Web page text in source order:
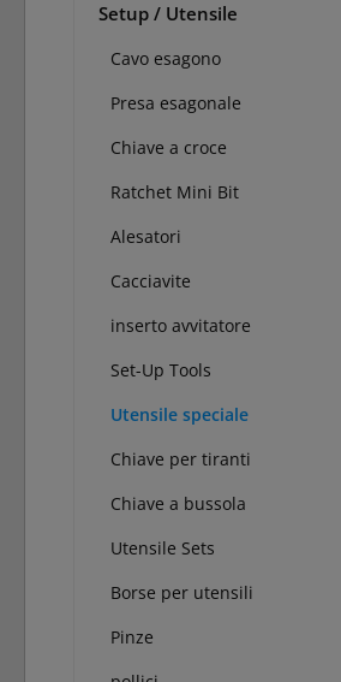
Setup / Utensile
Cavo esagono
Presa esagonale
Chiave a croce
Ratchet Mini Bit
Alesatori
Cacciavite
inserto avvitatore
Set-Up Tools
Utensile speciale
Chiave per tiranti
Chiave a bussola
Utensile Sets
Borse per utensili
Pinze